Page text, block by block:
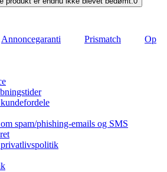
Annoncegaranti Prismatch
Op
spam/phishing-emails og SMS